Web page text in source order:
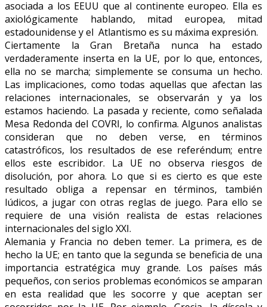
asociada a los EEUU que al continente europeo. Ella es
axiológicamente hablando, mitad europea, mitad
estadounidense y el Atlantismo es su máxima expresión.
Ciertamente la Gran Bretaña nunca ha estado
verdaderamente inserta en la UE, por lo que, entonces,
ella no se marcha; simplemente se consuma un hecho.
Las implicaciones, como todas aquellas que afectan las
relaciones internacionales, se observarán y ya los
estamos haciendo. La pasada y reciente, como señalada
Mesa Redonda del COVRI, lo confirma. Algunos analistas
consideran que no deben verse, en términos
catastróficos, los resultados de ese referéndum; entre
ellos este escribidor. La UE no observa riesgos de
disolución, por ahora. Lo que si es cierto es que este
resultado obliga a repensar en términos, también
lúdicos, a jugar con otras reglas de juego. Para ello se
requiere de una visión realista de estas relaciones
internacionales del siglo XXI.
Alemania y Francia no deben temer. La primera, es de
hecho la UE; en tanto que la segunda se beneficia de una
importancia estratégica muy grande. Los países más
pequeños, con serios problemas económicos se amparan
en esta realidad que les socorre y que aceptan ser